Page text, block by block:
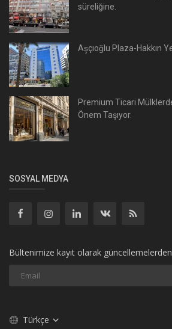
süreliğine.
Aşçıoğlu Plaza-Hakkın
Premium Ticari
Önem Taşıyor.
SOSYAL MEDYA
Bültenimize kayıt olarak
Türkçe